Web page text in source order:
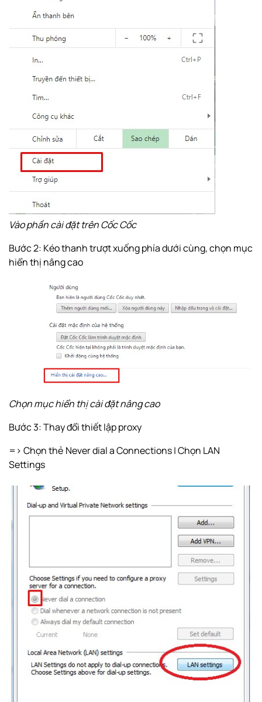
Vào phần cài đặt trên Cốc Cốc
Bước 2: Kéo thanh trượt xuống phía dưới cùng, chọn mục
hiển thị nâng cao
Chọn mục hiển thị cài đặt nâng cao
Bước 3: Thay đổi thiết lập proxy
=> Chọn thẻ Never dial a Connections | Chọn LAN
Settings